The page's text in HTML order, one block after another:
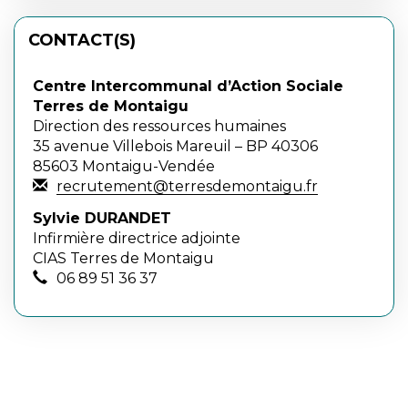
CONTACT(S)
Centre Intercommunal d’Action Sociale
Terres de Montaigu
Direction des ressources humaines
35 avenue Villebois Mareuil – BP 40306
85603 Montaigu-Vendée
recrutement@terresdemontaigu.fr
Sylvie DURANDET
Infirmière directrice adjointe
CIAS Terres de Montaigu
06 89 51 36 37